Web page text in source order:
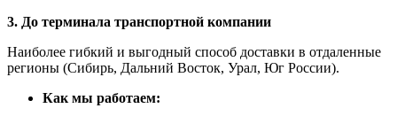
3. До терминала транспортной компании
Наиболее гибкий и выгодный способ доставки в отдаленные
регионы (Сибирь, Дальний Восток, Урал, Юг России).
Как мы работаем: